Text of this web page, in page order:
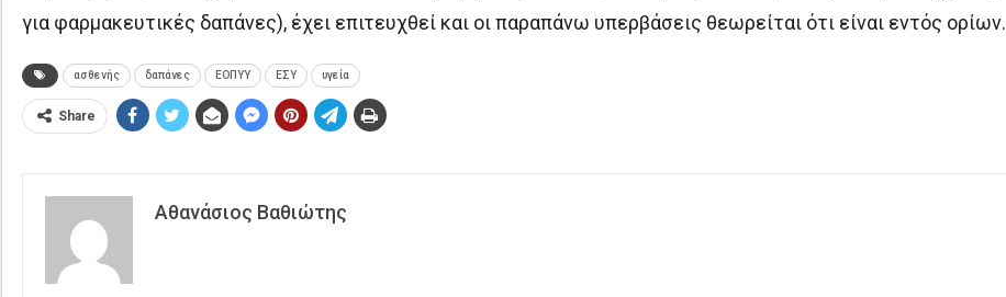
για φαρμακευτικές δαπάνες), έχει επιτευχθεί και οι παραπάνω υπερβάσεις θεωρείται ότι είναι εντός ορίων.
ασθενής δαπάνες ΕΟΠΥΥ ΕΣΥ υγεία
Share
Αθανάσιος Βαθιώτης